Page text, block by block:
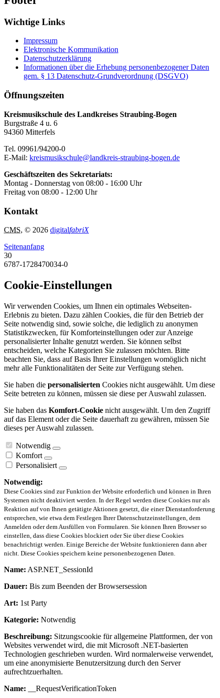
Wichtige Links
Impressum
Elektronische Kommunikation
Datenschutzerklärung
Informationen über die Erhebung personenbezogener Daten
gem. § 13 Datenschutz-Grundverordnung (DSGVO)
Öffnungszeiten
Kreismusikschule des Landkreises Straubing-Bogen
Burgstraße 4 u. 6
94360 Mitterfels
Tel. 09961/94200-0
E-Mail: kreismusikschule@landkreis-straubing-bogen.de
Geschäftszeiten des Sekretariats:
Montag - Donnerstag von 08:00 - 16:00 Uhr
Freitag von 08:00 - 12:00 Uhr
Kontakt
CMS, © 2026 digitalfabriX
Seitenanfang
30
6787-1728470034-0
Cookie-Einstellungen
Wir verwenden Cookies, um Ihnen ein optimales Webseiten-
Erlebnis zu bieten. Dazu zählen Cookies, die für den Betrieb der
Seite notwendig sind, sowie solche, die lediglich zu anonymen
Statistikzwecken, für Komforteinstellungen oder zur Anzeige
personalisierter Inhalte genutzt werden. Sie können selbst
entscheiden, welche Kategorien Sie zulassen möchten. Bitte
beachten Sie, dass auf Basis Ihrer Einstellungen womöglich nicht
mehr alle Funktionalitäten der Seite zur Verfügung stehen.
Sie haben die personalisierten Cookies nicht ausgewählt. Um diese
Seite betreten zu können, müssen sie diese per Auswahl zulassen.
Sie haben das Komfort-Cookie nicht ausgewählt. Um den Zugriff
auf das Element oder die Seite dauerhaft zu gewähren, müssen Sie
dieses per Auswahl zulassen.
Notwendig
Komfort
Personalisiert
Notwendig:
Diese Cookies sind zur Funktion der Website erforderlich und können in Ihren
Systemen nicht deaktiviert werden. In der Regel werden diese Cookies nur als
Reaktion auf von Ihnen getätigte Aktionen gesetzt, die einer Dienstanforderung
entsprechen, wie etwa dem Festlegen Ihrer Datenschutzeinstellungen, dem
Anmelden oder dem Ausfüllen von Formularen. Sie können Ihren Browser so
einstellen, dass diese Cookies blockiert oder Sie über diese Cookies
benachrichtigt werden. Einige Bereiche der Website funktionieren dann aber
nicht. Diese Cookies speichern keine personenbezogenen Daten.
Name: ASP.NET_SessionId
Dauer: Bis zum Beenden der Browsersession
Art: 1st Party
Kategorie: Notwendig
Beschreibung: Sitzungscookie für allgemeine Plattformen, der von
Websites verwendet wird, die mit Microsoft .NET-basierten
Technologien geschrieben wurden. Wird normalerweise verwendet,
um eine anonymisierte Benutzersitzung durch den Server
aufrechtzuerhalten.
Name: __RequestVerificationToken